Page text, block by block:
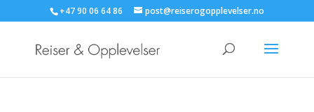
+47 90 06 64 86 post@reiserogopplevelser.no